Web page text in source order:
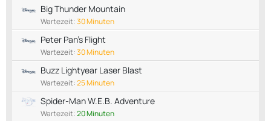
Big Thunder Mountain
Wartezeit:30 Minuten
Peter Pan's Flight
Wartezeit:30 Minuten
Buzz Lightyear Laser Blast
Wartezeit:25 Minuten
Spider-Man W.E.B. Adventure
Wartezeit:20 Minuten